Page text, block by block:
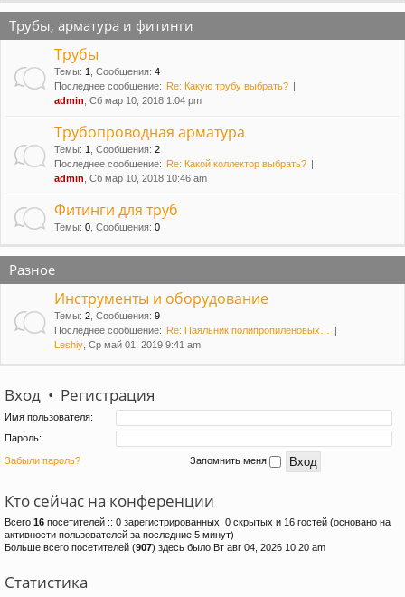
Трубы, арматура и фитинги
Трубы
Темы: 1 Сообщения: 4
Последнее сообщение: Re: Какую трубу выбрать?
admin , Сб мар 10, 2018 1:04 pm
Трубопроводная арматура
Темы: 1 Сообщения: 2
Последнее сообщение: Re: Какой коллектор выбрать?
admin , Сб мар 10, 2018 10:46 am
Фитинги для труб
Темы: 0 Сообщения: 0
Разное
Инструменты и оборудование
Темы: 2 Сообщения: 9
Последнее сообщение: Re: Паяльник полипропиленовых…
Leshiy , Ср май 01, 2019 9:41 am
Вход • Регистрация
Имя пользователя:
Пароль:
Забыли пароль? Запомнить меня
Кто сейчас на конференции
Всего 16 посетителей :: 0 зарегистрированных, 0 скрытых и 16 гостей (основано на
активности пользователей за последние 5 минут)
Больше всего посетителей (907) здесь было Вт авг 04, 2026 10:20 am
Статистика